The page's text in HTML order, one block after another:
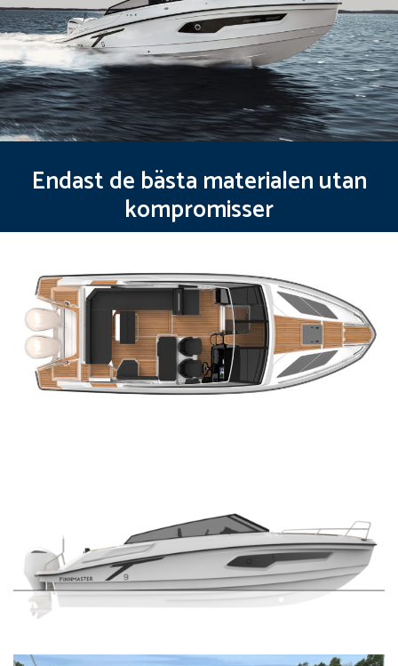
Endast de bästa materialen utan
kompromisser